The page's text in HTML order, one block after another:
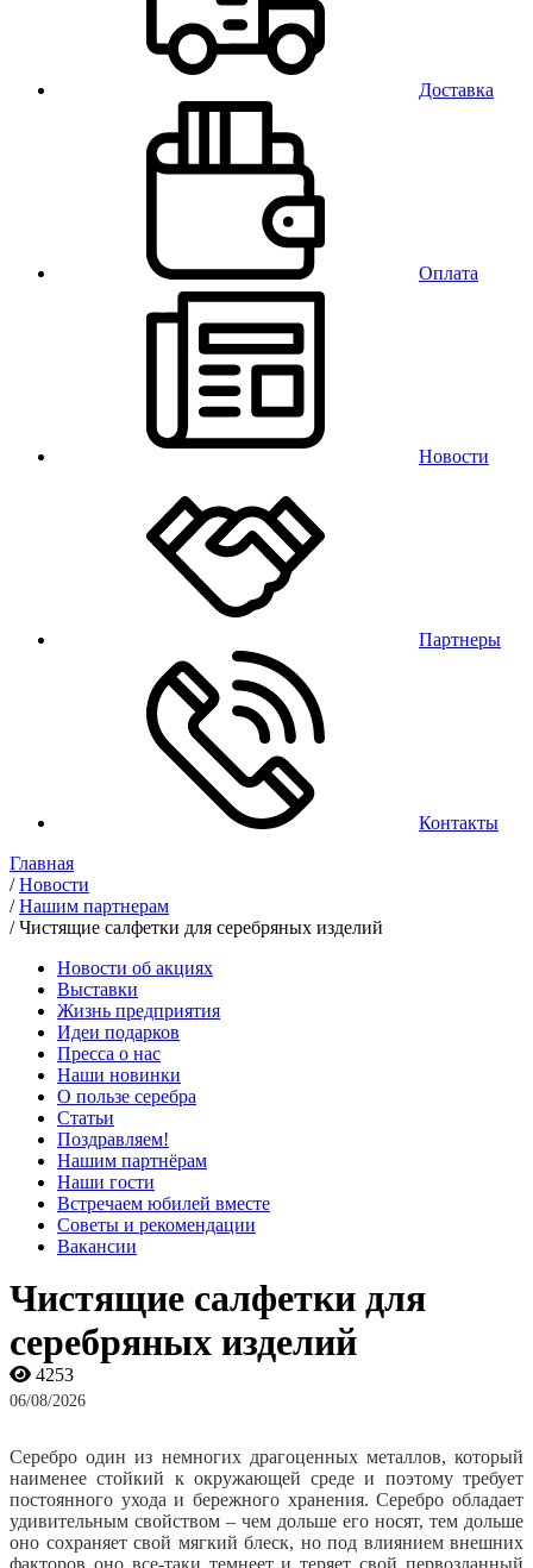
Доставка
Оплата
Новости
Партнеры
Контакты
Главная
/Новости
/Нашим партнерам
/Чистящие салфетки для серебряных изделий
Новости об акциях
Выставки
Жизнь предприятия
Идеи подарков
Пресса о нас
Наши новинки
О пользе серебра
Статьи
Поздравляем!
Нашим партнёрам
Наши гости
Встречаем юбилей вместе
Советы и рекомендации
Вакансии
Чистящие салфетки для
серебряных изделий
4253
06/08/2026
Серебро один из немногих драгоценных металлов, который
наименее стойкий к окружающей среде и поэтому требует
постоянного ухода и бережного хранения. Серебро обладает
удивительным свойством – чем дольше его носят, тем дольше
оно сохраняет свой мягкий блеск, но под влиянием внешних
факторов оно все-таки темнеет и теряет свой первозданный